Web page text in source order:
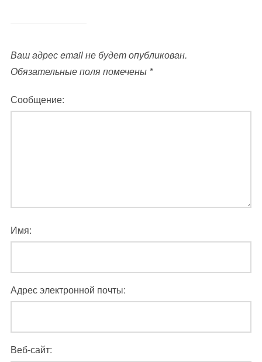
Ваш адрес email не будет опубликован.
Обязательные поля помечены *
Сообщение:
Имя:
Адрес электронной почты:
Веб-сайт: